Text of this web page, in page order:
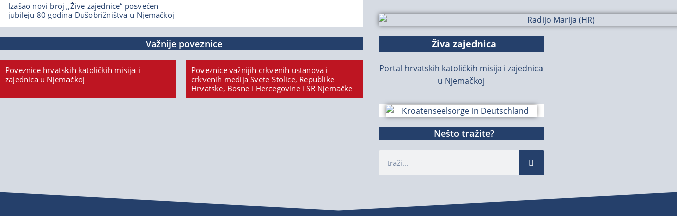
Izašao novi broj „Žive zajednice“ posvećen
jubileju 80 godina Dušobrižništva u Njemačkoj
Važnije poveznice
Poveznice hrvatskih katoličkih misija i
zajednica u Njemačkoj
Poveznice važnijih crkvenih ustanova i
crkvenih medija Svete Stolice, Republike
Hrvatske, Bosne i Hercegovine i SR Njemačke
Živa zajednica
Portal hrvatskih katoličkih misija i zajednica
u Njemačkoj
Nešto tražite?